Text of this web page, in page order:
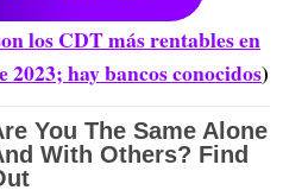
los CDT más rentables en
2023; hay bancos conocidos)